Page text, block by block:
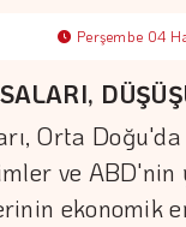
Perşembe 04
Orta
ve ABD'nin
ekonomik